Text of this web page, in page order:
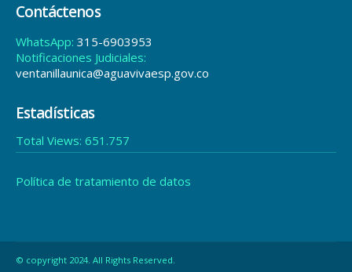
Contáctenos
WhatsApp: 315-6903953
Notificaciones Judiciales:
ventanillaunica@aguavivaesp.gov.co
Estadísticas
Total Views: 651.757
Política de tratamiento de datos
© copyright 2024. All Rights Reserved.